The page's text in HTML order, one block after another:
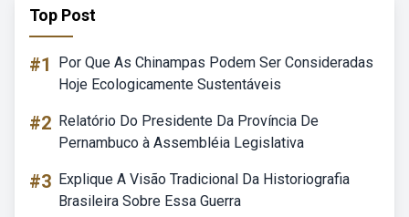
Top Post
#1
Por Que As Chinampas Podem Ser Consideradas
Hoje Ecologicamente Sustentáveis
#2 Relatório Do Presidente Da Província De
Pernambuco à Assembléia Legislativa
#3 Explique A Visão Tradicional Da Historiografia
Brasileira Sobre Essa Guerra